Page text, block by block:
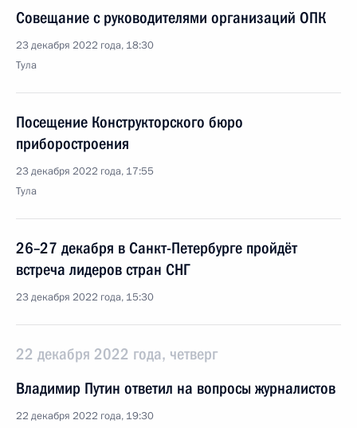
Совещание с руководителями организаций ОПК
23 декабря 2022 года, 18:30
Тула
Посещение Конструкторского бюро
приборостроения
23 декабря 2022 года, 17:55
Тула
26–27 декабря в Санкт-Петербурге пройдёт
встреча лидеров стран СНГ
23 декабря 2022 года, 15:30
22 декабря 2022 года, четверг
Владимир Путин ответил на вопросы журналистов
22 декабря 2022 года, 19:30